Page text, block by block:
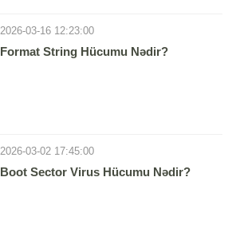
2026-03-16 12:23:00
Format String Hücumu Nədir?
2026-03-02 17:45:00
Boot Sector Virus Hücumu Nədir?